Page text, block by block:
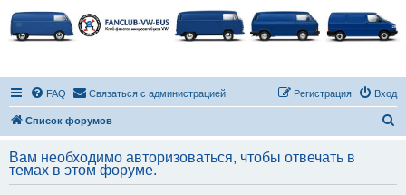
FAQ Связаться с администрацией Вход
Регистрация
Список форумов
с
Вам необходимо авторизоваться, чтобы отвечать в
темах в этом форуме.